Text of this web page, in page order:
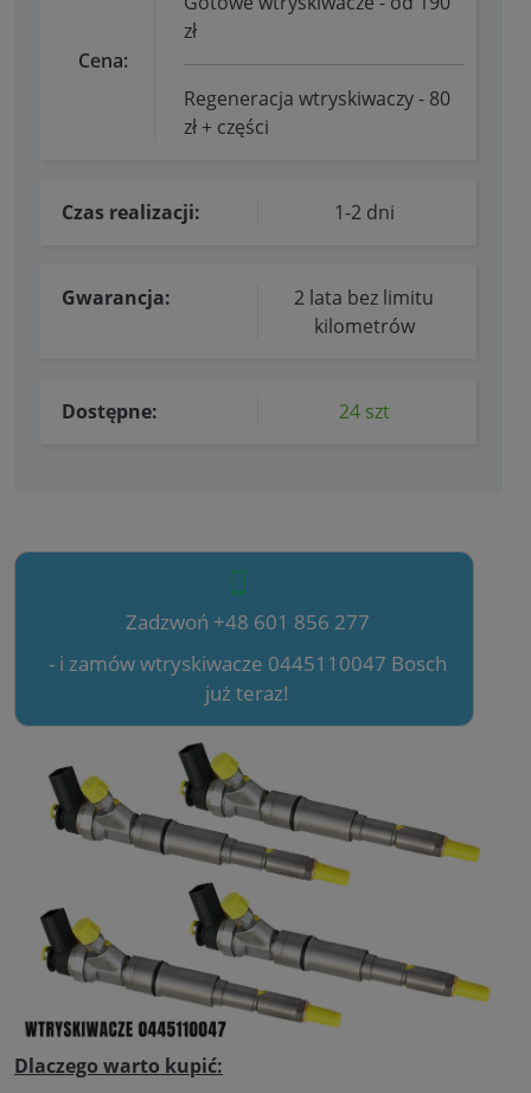
Cena:
zł
Regeneracja wtryskiwaczy - 80
zł + części
Czas realizacji: 1-2 dni
Gwarancja:
2 lata bez limitu
kilometrów
Dostępne: 24 szt
Zadzwoń +48 601 856 277
- i zamów wtryskiwacze 0445110047 Bosch
już teraz!
Dlaczego warto kupić: